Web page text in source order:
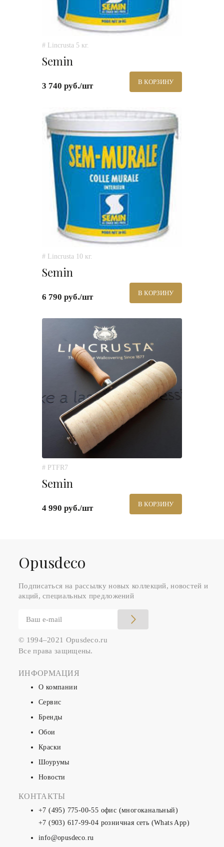
# Lincrusta 5 кг.
Semin
3 740 руб./шт В КОРЗИНУ
# Lincrusta 10 кг.
Semin
6 790 руб./шт В КОРЗИНУ
# PTFR7
Semin
4 990 руб./шт В КОРЗИНУ
Оpusdeco
Подписаться на рассылку новых коллекций, новостей и
акций, специальных предложений
© 1994–2021 Opusdeco.ru
Все права защищены.
ИНФОРМАЦИЯ
О компании
Сервис
Бренды
Обои
Краски
Шоурумы
Новости
КОНТАКТЫ
+7 (495) 775-00-55 офис (многоканальный)
+7 (903) 617-99-04 розничная сеть (Whats App)
info@opusdeco.ru